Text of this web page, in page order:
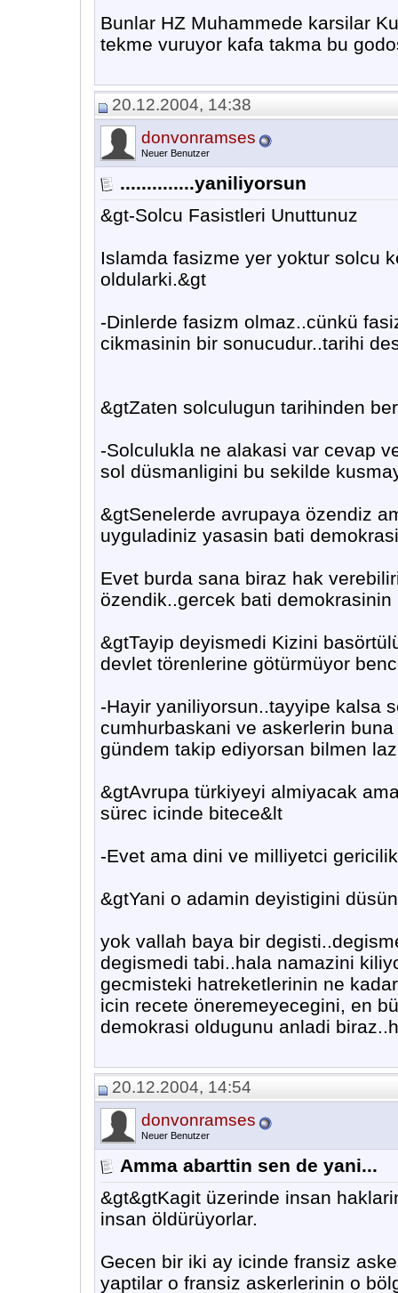
Bunlar HZ Muhammede karsilar
tekme vuruyor kafa takma bu
20.12.2004, 14:38
donvonramses
Neuer Benutzer
..............yaniliyorsun
&gt-Solcu Fasistleri Unuttunuz
Islamda fasizme yer yoktur solcu
oldularki.&gt
-Dinlerde fasizm olmaz..cünkü
cikmasinin bir sonucudur..tarihi
&gtZaten solculugun tarihinden
-Solculukla ne alakasi var cevap
sol düsmanligini bu sekilde
&gtSenelerde avrupaya özendiz
uyguladiniz yasasin bati
Evet burda sana biraz hak
özendik..gercek bati
&gtTayip deyismedi Kizini
devlet törenlerine götürmüyor
-Hayir yaniliyorsun..tayyipe kalsa
cumhurbaskani ve askerlerin
gündem takip ediyorsan bilmen
&gtAvrupa türkiyeyi almiyacak
sürec icinde bitece&lt
-Evet ama dini ve milliyetci
&gtYani o adamin deyistigini
yok vallah baya bir
degismedi tabi..hala namazini
gecmisteki hatreketlerinin ne
icin recete öneremeyecegini, en
demokrasi oldugunu anladi
20.12.2004, 14:54
donvonramses
Neuer Benutzer
Amma abarttin sen de yani...
&gt&gtKagit üzerinde insan
insan öldürüyorlar.
Gecen bir iki ay icinde fransiz
yaptilar o fransiz askerlerinin o